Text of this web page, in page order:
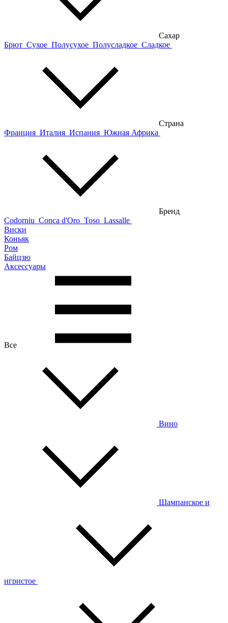
Сахар
Брют Сухое Полусухое Полусладкое Сладкое
Страна
Франция Италия Испания Южная Африка
Бренд
Codorniu Conca d'Oro Toso Lassalle
Виски
Коньяк
Ром
Байцзю
Аксессуары
Все
Вино
Шампанское и
игристое